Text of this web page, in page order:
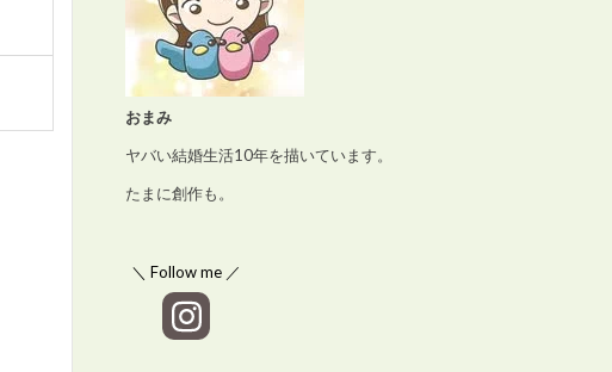
おまみ
ヤバい結婚生活10年を描いています。
たまに創作も。
＼ Follow me ／